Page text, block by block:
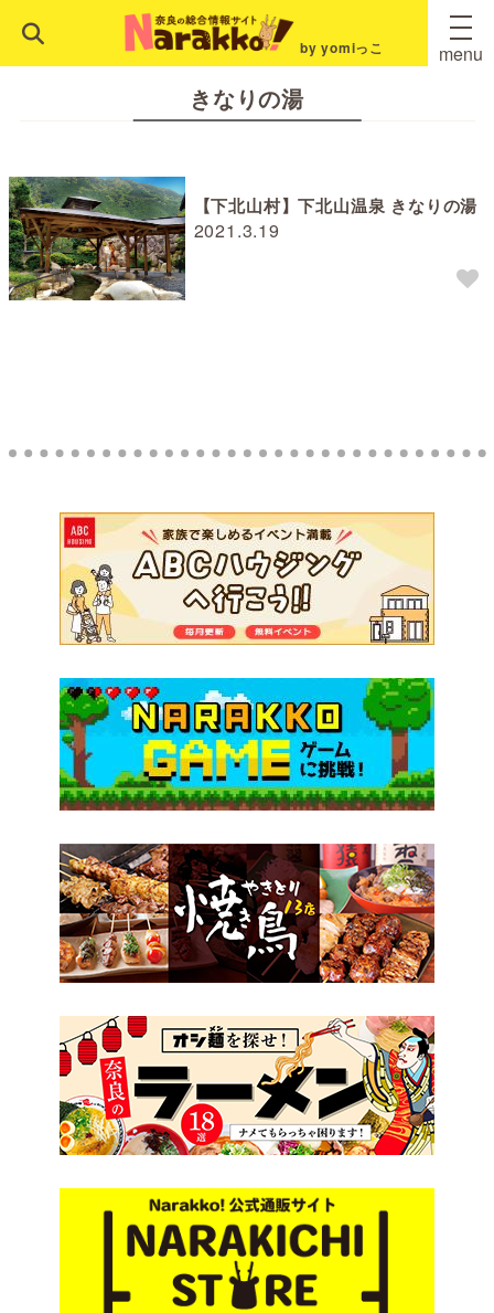
by yomiっこ menu
きなりの湯
2021.3.19
【下北山村】下北山温泉 きなりの湯